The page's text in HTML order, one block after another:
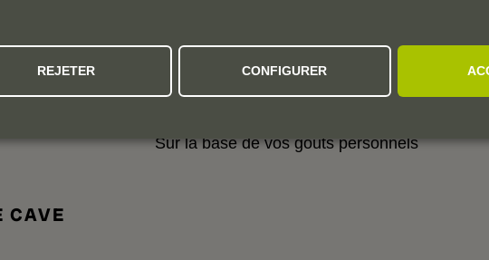
pour ce millésime. Cliquez sur les millésimes précédents pour
Sur la base de vos goûts personnels
CAVE
REJETER CONFIGURER